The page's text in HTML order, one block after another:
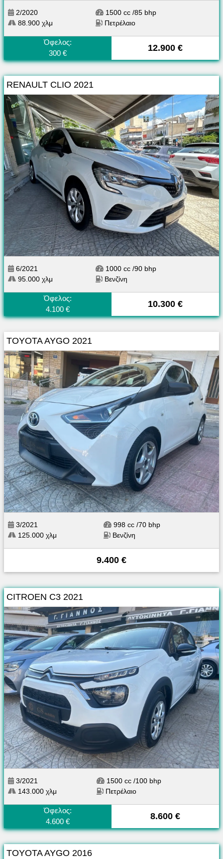
2/2020
88.900 χλμ
1500 cc /85 bhp
Πετρέλαιο
Όφελος:
300 €
12.900 €
RENAULT CLIO 2021
6/2021
95.000 χλμ
1000 cc /90 bhp
Βενζίνη
Όφελος:
4.100 €
10.300 €
TOYOTA AYGO 2021
3/2021
125.000 χλμ
998 cc /70 bhp
Βενζίνη
9.400 €
CITROEN C3 2021
3/2021
143.000 χλμ
1500 cc /100 bhp
Πετρέλαιο
Όφελος:
4.600 €
8.600 €
TOYOTA AYGO 2016